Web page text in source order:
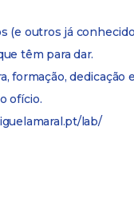
(e outros já
têm para dar.
formação, dedicação
ofício.
lab/